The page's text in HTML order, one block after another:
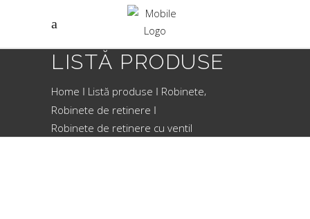
LISTĂ PRODUSE
Home Listă produse Robinete,
Robinete de retinere
Robinete de retinere cu ventil